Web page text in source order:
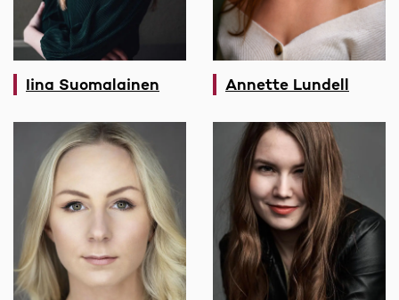
Iina Suomalainen Annette Lundell